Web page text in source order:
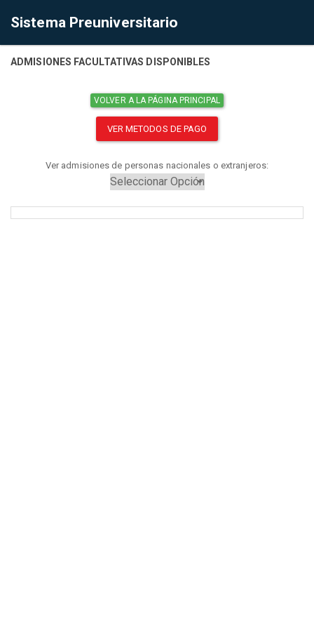
Sistema Preuniversitario
ADMISIONES FACULTATIVAS DISPONIBLES
VOLVER A LA PÁGINA PRINCIPAL
VER METODOS DE PAGO
Ver admisiones de personas nacionales o extranjeros: